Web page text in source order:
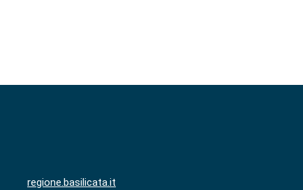
regione.basilicata.it